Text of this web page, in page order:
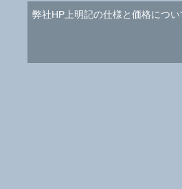
弊社HP上明記の仕様と価格につ